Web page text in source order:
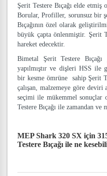
Şerit Testere Bıçağı elde
Borular, Profiller, sorunsuz bir
Bıçağının özel olarak
büyük çapta önlenmiştir. Şerit
hareket edecektir.
Bimetal Şerit Testere Bıçağı
yapılmıştır ve dişleri HSS ile
bir kesme ömrüne sahip Şerit
çalışan, malzemeye göre deviri
seçimi ile mükemmel sonuçlar
Testere Bıçağı ile zamandan ve
MEP Shark 320 SX için
Testere Bıçağı ile ne